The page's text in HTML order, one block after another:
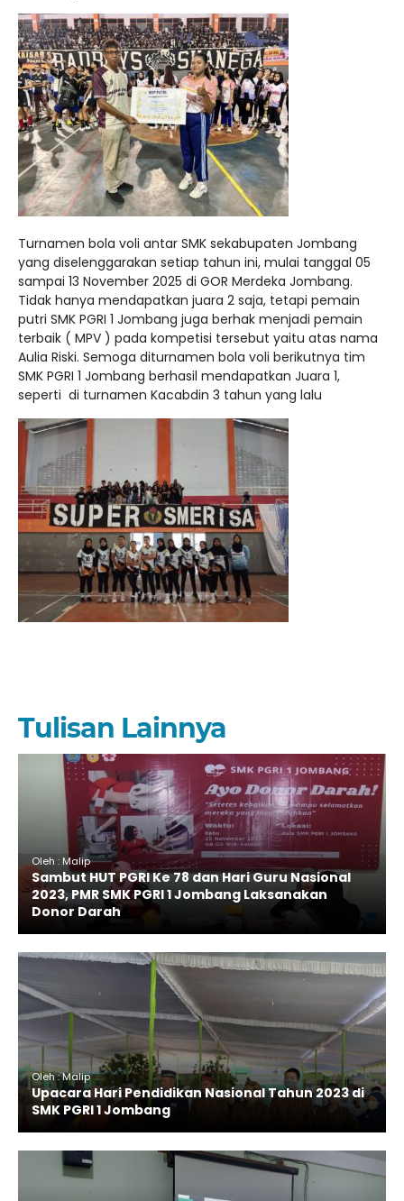
Turnamen bola voli antar SMK sekabupaten Jombang
yang diselenggarakan setiap tahun ini, mulai tanggal 05
sampai 13 November 2025 di GOR Merdeka Jombang.
Tidak hanya mendapatkan juara 2 saja, tetapi pemain
putri SMK PGRI 1 Jombang juga berhak menjadi pemain
terbaik ( MPV ) pada kompetisi tersebut yaitu atas nama
Aulia Riski. Semoga diturnamen bola voli berikutnya tim
SMK PGRI 1 Jombang berhasil mendapatkan Juara 1,
seperti di turnamen Kacabdin 3 tahun yang lalu
Tulisan Lainnya
Oleh : Malip
Sambut HUT PGRI Ke 78 dan Hari Guru Nasional
2023, PMR SMK PGRI 1 Jombang Laksanakan
Donor Darah
Oleh : Malip
Upacara Hari Pendidikan Nasional Tahun 2023 di
SMK PGRI 1 Jombang